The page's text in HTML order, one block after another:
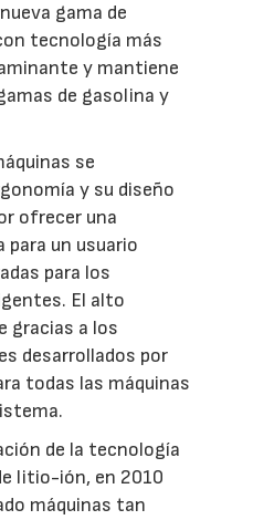
gama de
tecnología más
y mantiene
de gasolina y
se
y su diseño
ofrecer una
un usuario
para los
El alto
gracias a los
desarrollados por
todas las máquinas
de la tecnología
litio-ión, en 2010
máquinas tan